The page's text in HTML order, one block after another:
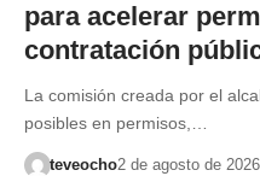
para acelerar
contratación
La comisión creada por el
posibles en permisos,…
teveocho2 de agosto de 2026